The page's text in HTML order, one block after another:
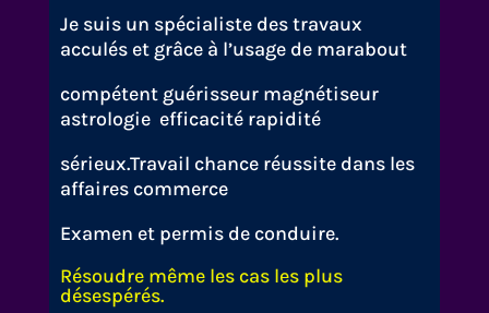
Je suis un spécialiste des travaux
acculés et grâce à l’usage de marabout
compétent guérisseur magnétiseur
astrologie efficacité rapidité
sérieux.Travail chance réussite dans les
affaires commerce
Examen et permis de conduire.
Résoudre même les cas les plus
désespérés.